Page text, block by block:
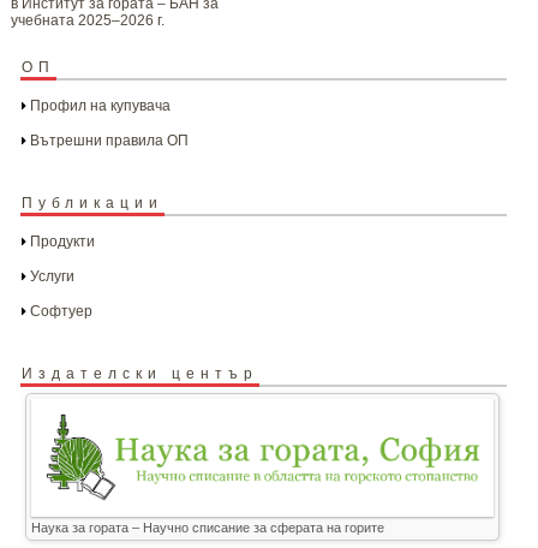
в Институт за гората – БАН за
учебната 2025–2026 г.
ОП
Профил на купувача
Вътрешни правила ОП
Публикации
Продукти
Услуги
Софтуер
Издателски център
Наука за гората – Научно списание за сферата на горите